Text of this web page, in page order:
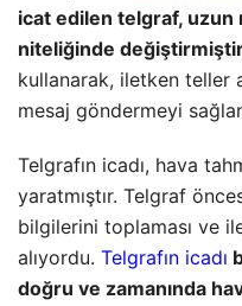
icat edilen telgraf,
niteliğinde
kullanarak, iletken teller
mesaj göndermeyi
Telgrafın icadı, hava
yaratmıştır. Telgraf
bilgilerini toplaması ve
alıyordu. Telgrafın icadı
doğru ve zamanında